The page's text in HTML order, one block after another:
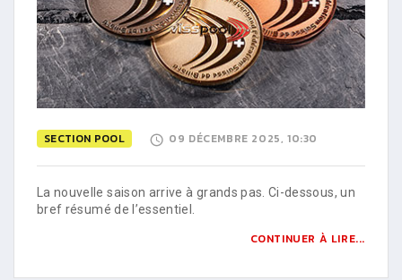
SECTION POOL 09 DÉCEMBRE 2025, 10:30
La nouvelle saison arrive à grands pas. Ci-dessous, un
bref résumé de l’essentiel.
CONTINUER À LIRE...